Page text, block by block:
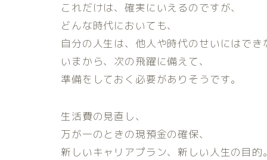
これだけは、確実にいえるのですが、
どんな時代においても、
自分の人生は、他人や時代のせいにはでき
いまから、次の飛躍に備えて、
準備をしておく必要がありそうです。
生活費の見直し、
万が一のときの現預金の確保、
新しいキャリアプラン、新しい人生の目的。